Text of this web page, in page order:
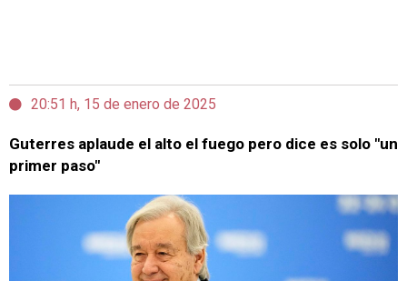
20:51 h, 15 de enero de 2025
Guterres aplaude el alto el fuego pero dice es solo "un
primer paso"